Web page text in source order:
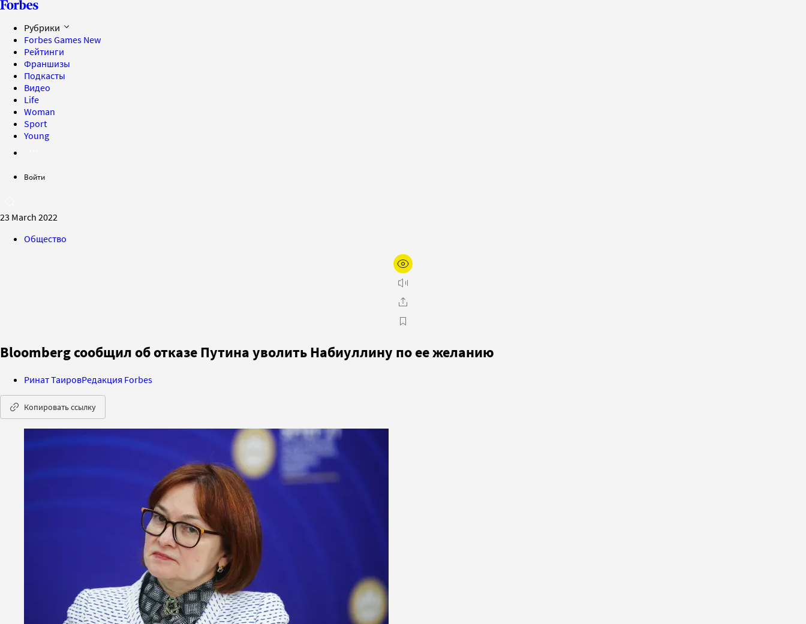
Рубрики
Forbes Games New
Рейтинги
Франшизы
Подкасты
Видео
Life
Woman
Sport
Young
Войти
23 March 2022
Общество
Bloomberg сообщил об отказе Путина уволить Набиуллину по ее желанию
Ринат ТаировРедакция Forbes
Копировать ссылку